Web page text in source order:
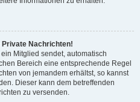
Private Nachrichten!
Mitglied sendet, automatisch
Bereich eine entsprechende Regel
von jemandem erhältst, so kannst
Dieser kann dem betreffenden
zu versenden.